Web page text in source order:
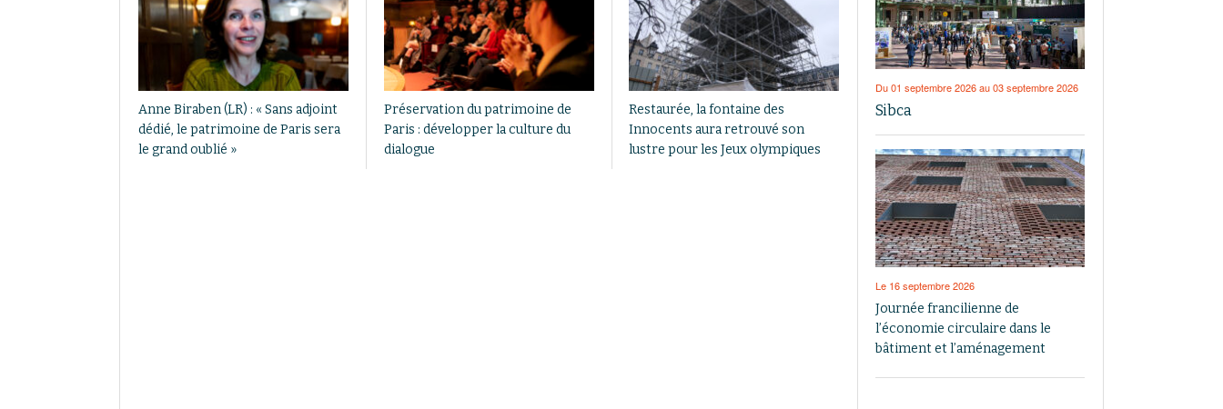
Anne Biraben (LR) : « Sans adjoint
dédié, le patrimoine de Paris sera
le grand oublié »
Préservation du patrimoine de
Paris : développer la culture du
dialogue
Restaurée, la fontaine des
Innocents aura retrouvé son
lustre pour les Jeux olympiques
Du 01 septembre 2026 au 03 septembre 2026
Sibca
Le 16 septembre 2026
Journée francilienne de
l’économie circulaire dans le
bâtiment et l’aménagement